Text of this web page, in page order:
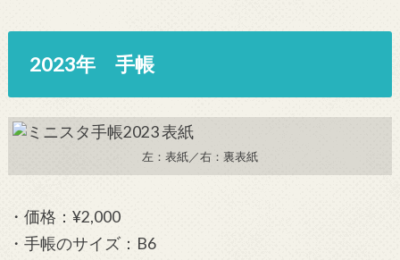
2023年 手帳
左：表紙／右：裏表紙
・価格：¥2,000
・手帳のサイズ：B6